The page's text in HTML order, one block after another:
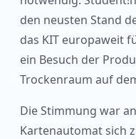
den neusten Stand
das KIT europaweit
ein Besuch der
Trockenraum auf
Die Stimmung war
Kartenautomat sich